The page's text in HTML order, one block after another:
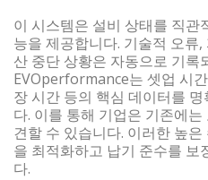
이 시스템은 설비 상태를 직관
능을 제공합니다. 기술적 오류
산 중단 상황은 자동으로 기록
EVOperformance는 셋업 시
장 시간 등의 핵심 데이터를
다. 이를 통해 기업은 기존에
견할 수 있습니다. 이러한 높
을 최적화하고 납기 준수를 보
다.